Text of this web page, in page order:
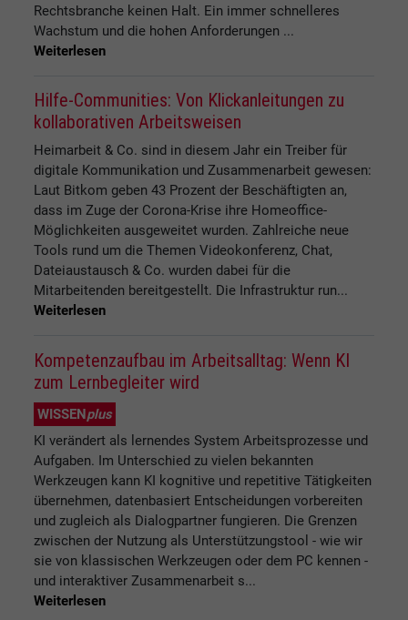
Rechtsbranche keinen Halt. Ein immer schnelleres
Wachstum und die hohen Anforderungen ...
Weiterlesen
Hilfe-Communities: Von Klickanleitungen zu
kollaborativen Arbeitsweisen
Heimarbeit & Co. sind in diesem Jahr ein Treiber für
digitale Kommunikation und Zusammenarbeit gewesen:
Laut Bitkom geben 43 Prozent der Beschäftigten an,
dass im Zuge der Corona-Krise ihre Homeoffice-
Möglichkeiten ausgeweitet wurden. Zahlreiche neue
Tools rund um die Themen Videokonferenz, Chat,
Dateiaustausch & Co. wurden dabei für die
Mitarbeitenden bereitgestellt. Die Infrastruktur run...
Weiterlesen
Kompetenzaufbau im Arbeitsalltag: Wenn KI
zum Lernbegleiter wird
WISSENplus
KI verändert als lernendes System Arbeitsprozesse und
Aufgaben. Im Unterschied zu vielen bekannten
Werkzeugen kann KI kognitive und repetitive Tätigkeiten
übernehmen, datenbasiert Entscheidungen vorbereiten
und zugleich als Dialogpartner fungieren. Die Grenzen
zwischen der Nutzung als Unterstützungstool - wie wir
sie von klassischen Werkzeugen oder dem PC kennen -
und interaktiver Zusammenarbeit s...
Weiterlesen